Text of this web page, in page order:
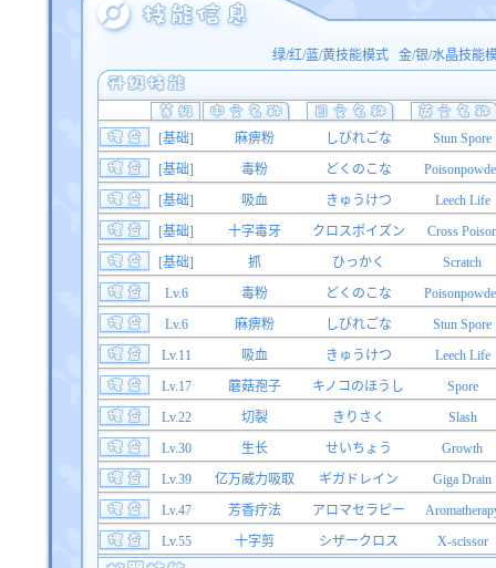
绿/红/蓝/黄技能模式 金/银/水晶技能
[基础] 麻痹粉 しびれごな
Stun Spore
[基础]
毒粉 どくのこな
[基础]
吸血 きゅうけつ
Leech Life
[基础]
十字毒牙 クロスポイズン
Cross
[基础]
抓 ひっかく
Scratch
Lv.6
毒粉 どくのこな
Lv.6
麻痹粉 しびれごな
Stun Spore
Lv.11
吸血 きゅうけつ
Leech Life
Lv.17
蘑菇孢子 キノコのほうし
Spore
Lv.22
切裂 きりさく
Slash
Lv.30
生长 せいちょう
Growth
Lv.39
亿万威力吸取 ギガドレイン
Giga Drain
Lv.47
芳香疗法 アロマセラピー
Lv.55
十字剪 シザークロス X-scissor